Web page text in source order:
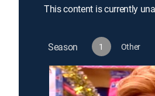
This content is currently
Season 1 Other